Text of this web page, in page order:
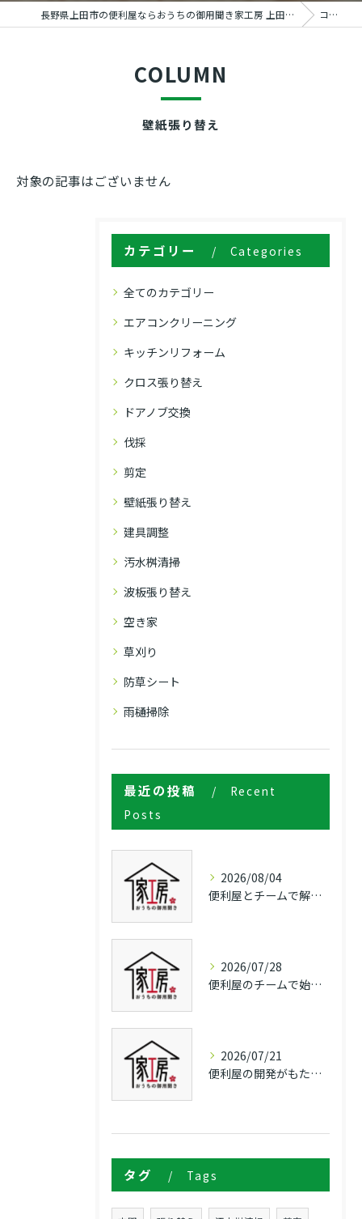
長野県上田市の便利屋ならおうちの御用聞き家工房 上田塩田店 コラム
COLUMN
壁紙張り替え
対象の記事はございません
カテゴリー Categories
全てのカテゴリー
エアコンクリーニング
キッチンリフォーム
クロス張り替え
ドアノブ交換
伐採
剪定
壁紙張り替え
建具調整
汚水桝清掃
波板張り替え
空き家
草刈り
防草シート
雨樋掃除
最近の投稿
Recent
Posts
2026/08/04
便利屋とチームで解決長野県上田市東筑摩郡朝日村の日常困りごと相談ガイド
2026/07/28
便利屋のチームで始める多彩な仕事と起業のリアルガイド
2026/07/21
便利屋の開発がもたらす長野県上田市埴科郡坂城町での暮らしの頼れる解決策
タグ Tags